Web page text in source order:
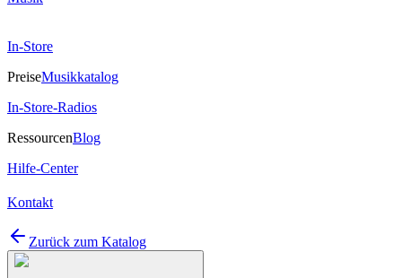
In-Store
PreiseMusikkatalog
In-Store-Radios
RessourcenBlog
Hilfe-Center
Kontakt
Zurück zum Katalog